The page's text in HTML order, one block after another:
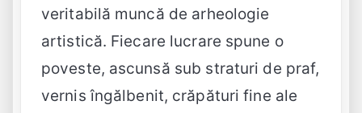
veritabilă muncă de arheologie
artistică. Fiecare lucrare spune o
poveste, ascunsă sub straturi de praf,
vernis îngălbenit, crăpături fine ale